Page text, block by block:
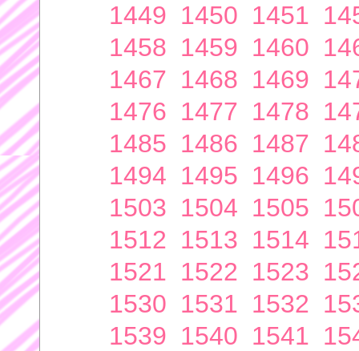
1449 1450 1451
1458 1459 1460
1467 1468 1469
1476 1477 1478
1485 1486 1487
1494 1495 1496
1503 1504 1505
1512 1513 1514
1521 1522 1523
1530 1531 1532
1539 1540 1541